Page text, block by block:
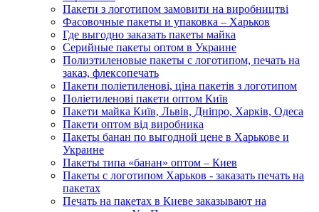
Пакети з логотипом замовити на виробництві
Фасовочные пакеты и упаковка – Харьков
Где выгодно заказать пакеты майка
Серийные пакеты оптом в Украине
Полиэтиленовые пакеты с логотипом, печать на
заказ, флексопечать
Пакети поліетиленові, ціна пакетів з логотипом
Поліетиленові пакети оптом Київ
Пакети майка Київ, Львів, Дніпро, Харків, Одеса
Пакети оптом від виробника
Пакеты банан по выгодной цене в Харькове и
Украине
Пакеты типа «банан» оптом – Киев
Пакеты с логотипом Харьков - заказать печать на
пакетах
Печать на пакетах в Киеве заказывают на